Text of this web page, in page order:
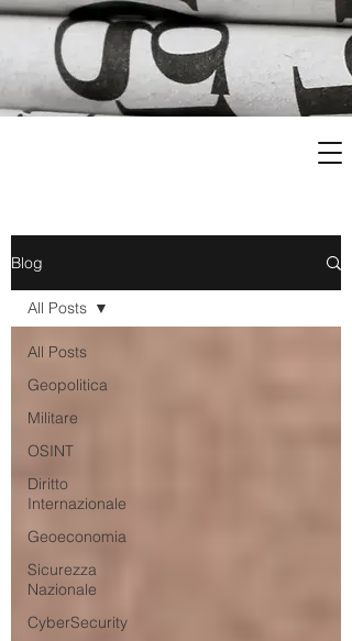
Blog
All Posts
Geopolitica
Militare
OSINT
Diritto
Internazionale
Geoeconomia
Sicurezza
Nazionale
CyberSecurity
All Posts